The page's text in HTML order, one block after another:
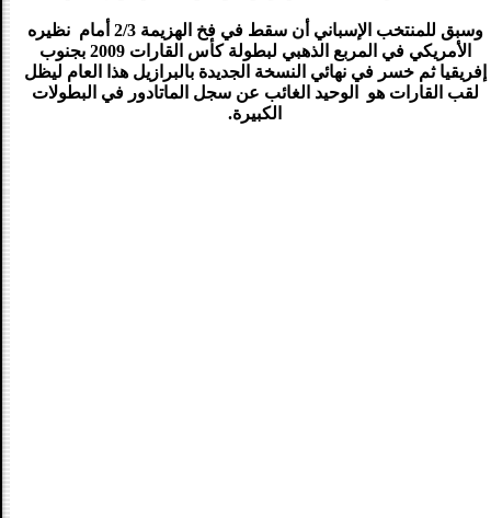
وسبق للمنتخب الإسباني أن سقط في فخ الهزيمة 2/3 أمام نظيره
الأمريكي في المربع الذهبي لبطولة كأس القارات 2009 بجنوب
إفريقيا ثم خسر في نهائي النسخة الجديدة بالبرازيل هذا العام ليظل
لقب القارات هو الوحيد الغائب عن سجل الماتادور في البطولات
الكبيرة.